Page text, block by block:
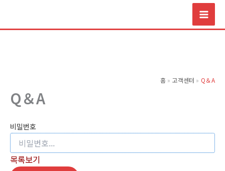
츠
홈 고객센터 Q＆A
Q＆A
비밀번호
목록보기